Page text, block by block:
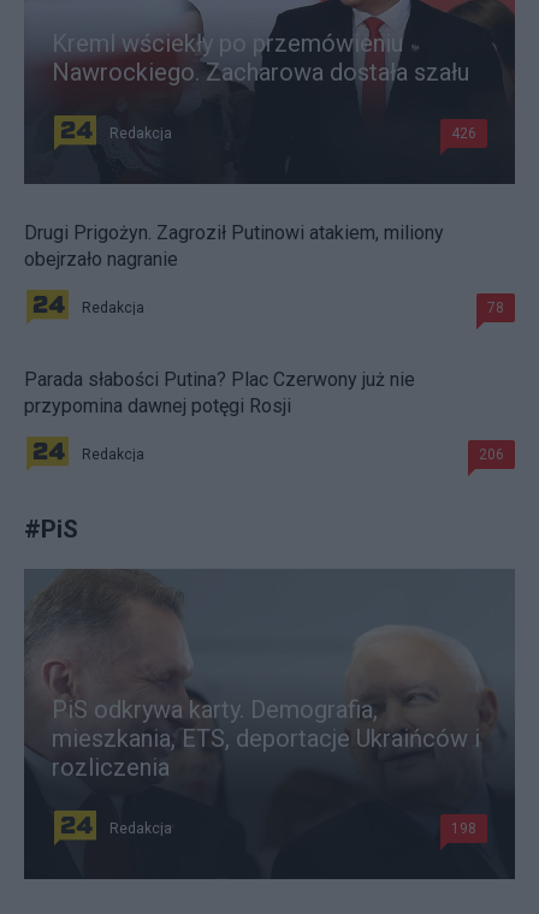
Kreml wściekły po przemówieniu
Nawrockiego. Zacharowa dostała szału
Redakcja 426
Drugi Prigożyn. Zagroził Putinowi atakiem, miliony
obejrzało nagranie
Redakcja 78
Parada słabości Putina? Plac Czerwony już nie
przypomina dawnej potęgi Rosji
Redakcja 206
#PiS
PiS odkrywa karty. Demografia,
mieszkania, ETS, deportacje Ukraińców i
rozliczenia
Redakcja 198